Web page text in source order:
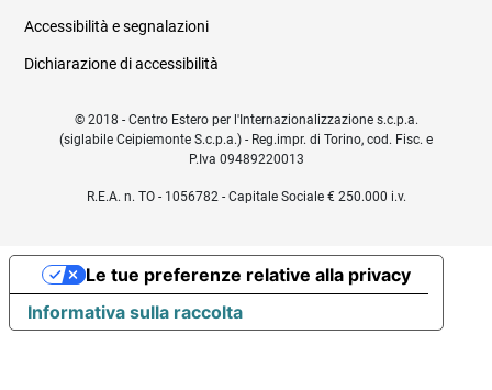
Accessibilità e segnalazioni
Dichiarazione di accessibilità
© 2018 - Centro Estero per l'Internazionalizzazione s.c.p.a.
(siglabile Ceipiemonte S.c.p.a.) - Reg.impr. di Torino, cod. Fisc. e
P.Iva 09489220013
R.E.A. n. TO - 1056782 - Capitale Sociale € 250.000 i.v.
Informativa sulla raccolta
Le tue preferenze relative alla privacy